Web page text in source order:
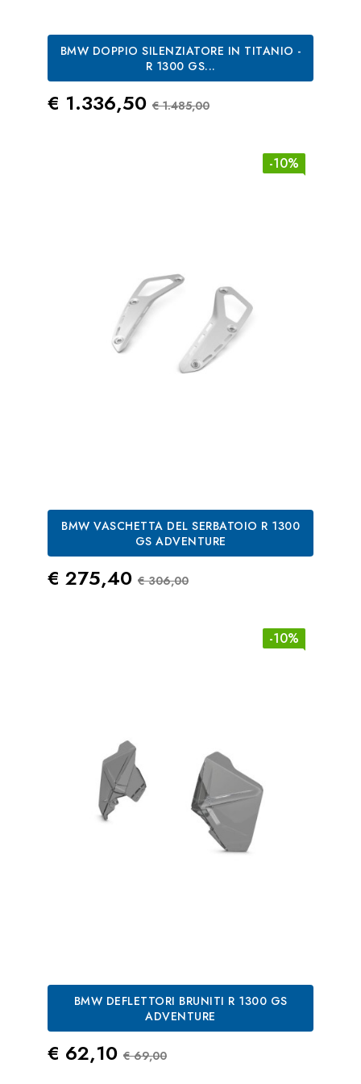
BMW DOPPIO SILENZIATORE IN TITANIO -
R 1300 GS...
Prezzo
€ 1.336,50 Prezzo Standard
€ 1.485,00
-10%
BMW VASCHETTA DEL SERBATOIO R 1300
GS ADVENTURE
Prezzo
€ 275,40 Prezzo Standard
€ 306,00
-10%
BMW DEFLETTORI BRUNITI R 1300 GS
ADVENTURE
Prezzo
€ 62,10 Prezzo Standard
€ 69,00